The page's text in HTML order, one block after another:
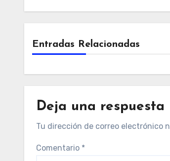
Entradas Relacionadas
Deja una respuesta
Tu dirección de correo electrónico
Comentario *